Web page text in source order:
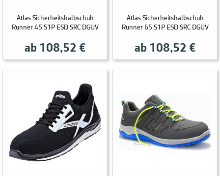
Atlas Sicherheitshalbschuh
Runner 45 S1P ESD SRC DGUV
ab 108,52 €
Atlas Sicherheitshalbschuh
Runner 65 S1P ESD SRC DGUV
ab 108,52 €